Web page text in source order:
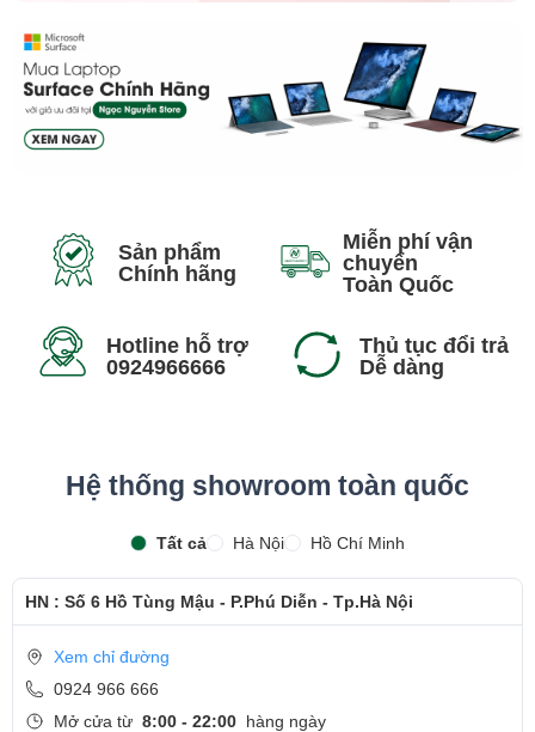
Sản phẩm
Chính hãng
Miễn phí vận
chuyển
Toàn Quốc
Hotline hỗ trợ
0924966666
Thủ tục đổi trả
Dễ dàng
Hệ thống showroom toàn quốc
Tất cả Hà Nội Hồ Chí Minh
HN : Số 6 Hồ Tùng Mậu - P.Phú Diễn - Tp.Hà Nội
Xem chỉ đường
0924 966 666
Mở cửa từ 8:00 - 22:00 hàng ngày